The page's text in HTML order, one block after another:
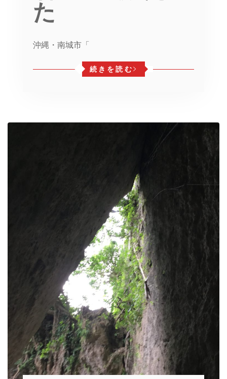
た
沖縄・南城市「
続きを読む